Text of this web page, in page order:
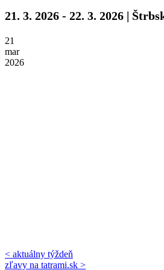
21. 3. 2026 - 22. 3. 2026 |
21
mar
2026
< aktuálny týždeň
zľavy na tatrami.sk >